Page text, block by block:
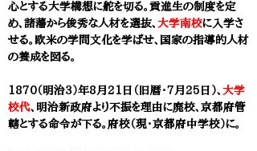
心とする大学構想に舵を切る。貢進生の制度を定
め、諸藩から俊秀な人材を選抜、 大学南校に入学さ
せる。欧米の学問文化を学ばせ、国家の指導的人材
の養成を図る。
1870（明治３）年8月21日（旧暦・7月25日）、 大学
校代、明治新政府より不振を理由に廃校、京都府管
轄とする命令が下る。府校（現・京都府中学校）に。